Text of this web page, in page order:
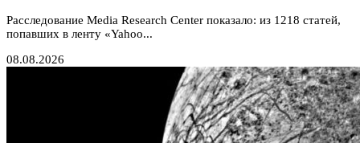
Расследование Media Research Center показало: из 1218 статей,
попавших в ленту «Yahoo...
08.08.2026